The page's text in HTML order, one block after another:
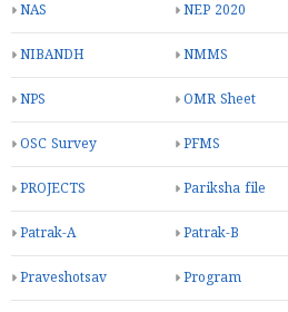
NAS NEP 2020
NIBANDH NMMS
NPS OMR Sheet
OSC Survey PFMS
PROJECTS Pariksha file
Patrak-A Patrak-B
Praveshotsav Program